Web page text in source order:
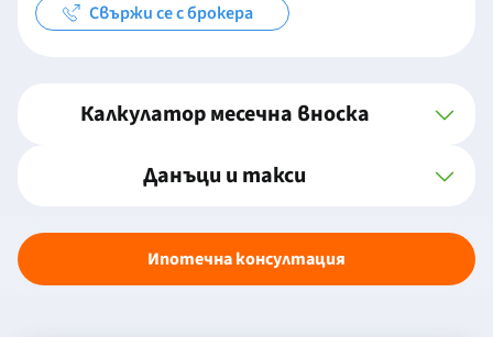
Свържи се с брокера
Калкулатор месечна вноска
Данъци и такси
Ипотечна консултация